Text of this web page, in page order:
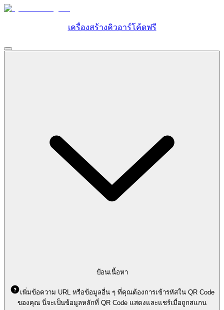
เครื่องสร้างคิวอาร์โค้ดฟรี
ป้อนเนื้อหา
เพิ่มข้อความ URL หรือข้อมูลอื่น ๆ ที่คุณต้องการเข้ารหัสใน QR Code
ของคุณ นี่จะเป็นข้อมูลหลักที่ QR Code แสดงและแชร์เมื่อถูกสแกน